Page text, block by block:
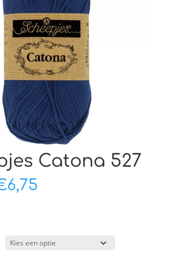
Catona 527
6,75Prijsklasse: